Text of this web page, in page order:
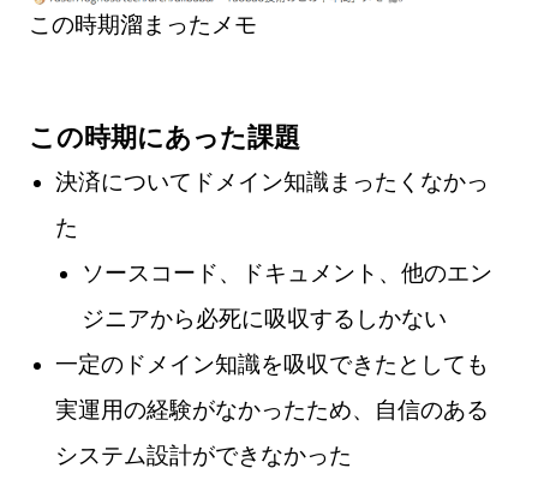
この時期溜まったメモ
この時期にあった課題
決済についてドメイン知識まったくなかっ
た
ソースコード、ドキュメント、他のエン
ジニアから必死に吸収するしかない
一定のドメイン知識を吸収できたとしても
実運用の経験がなかったため、自信のある
システム設計ができなかった